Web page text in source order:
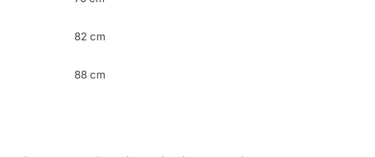
82 cm
88 cm